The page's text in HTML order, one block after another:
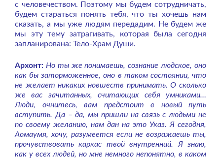
с человечеством. Поэтому мы будем сотрудничать,
будем стараться понять тебя, что ты хочешь нам
сказать, а мы уже людям передадим. Не будем же
мы эту тему затрагивать, которая была сегодня
запланирована: Тело-Храм Души.
Архонт: Но ты же понимаешь, сознание людское, оно
как бы заторможенное, оно в таком состоянии, что
не желает никаких новшеств принимать. О сколько
же вас зачитанных, считающих себя умниками…
Люди, очнитесь, вам предстоит в новый путь
вступить. Да – да, мы пришли на связь с людьми не
по своему желанию, нам дан на это Указ. Я сегодня,
Аомаумя, хочу, разумеется если не возражаешь ты,
прочувствовать каркас твой внутренний. Я знаю,
как у всех людей, но мне немного непонятно, в каком